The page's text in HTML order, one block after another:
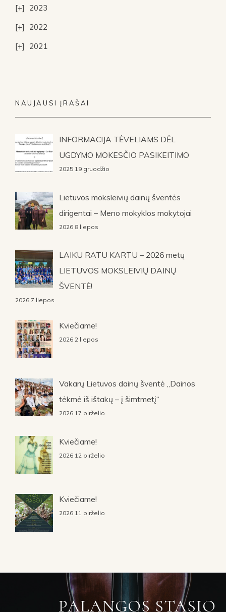
2023
2022
2021
NAUJAUSI ĮRAŠAI
INFORMACIJA TĖVELIAMS DĖL
UGDYMO MOKESČIO PASIKEITIMO
2025 19 gruodžio
Lietuvos moksleivių dainų šventės
dirigentai – Meno mokyklos mokytojai
2026 8 liepos
LAIKU RATU KARTU – 2026 metų
LIETUVOS MOKSLEIVIŲ DAINŲ
ŠVENTĖ!
2026 7 liepos
Kviečiame!
2026 2 liepos
Vakarų Lietuvos dainų šventė „Dainos
tėkmė iš ištakų – į šimtmetį“
2026 17 birželio
Kviečiame!
2026 12 birželio
Kviečiame!
2026 11 birželio
PALANGOS STASIO